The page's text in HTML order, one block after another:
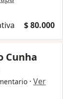
$ 80.000
Cunha
· Ver